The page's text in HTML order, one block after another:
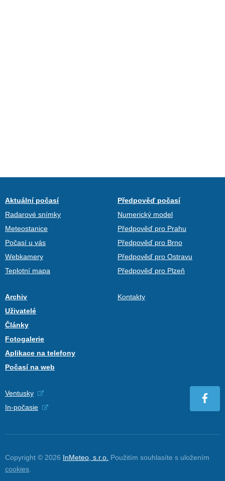
Aktuální počasí
Radarové snímky
Meteostanice
Počasí u vás
Webkamery
Teplotní mapa
Předpověď počasí
Numerický model
Předpověď pro Prahu
Předpověď pro Brno
Předpověď pro Ostravu
Předpověď pro Plzeň
Archiv
Uživatelé
Články
Fotogalerie
Aplikace na telefony
Počasí na web
Kontakty
Ventusky
In-počasie
Copyright © 2026 InMeteo, s.r.o. Použitím souhlasíte s uložením
cookies